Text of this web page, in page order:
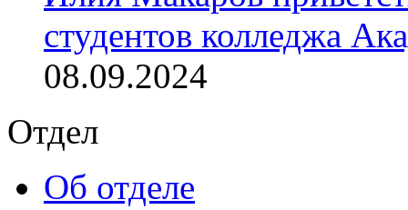
студентов колледжа
08.09.2024
Отдел
Об отделе